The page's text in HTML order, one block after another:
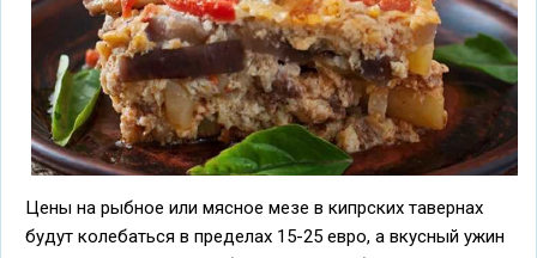
Цены на рыбное или мясное мезе в кипрских тавернах
будут колебаться в пределах 15-25 евро, а вкусный ужин